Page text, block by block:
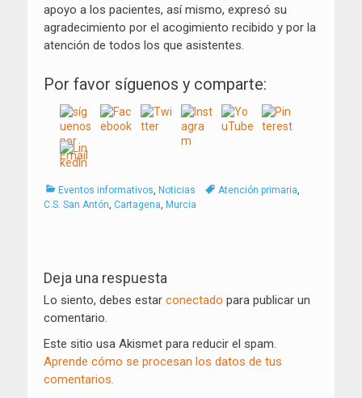
apoyo a los pacientes, así mismo, expresó su
agradecimiento por el acogimiento recibido y por la
atención de todos los que asistentes.
Por favor síguenos y comparte:
Categorías
Eventos informativos, Noticias TagsAtención primaria,
C.S. San Antón, Cartagena, Murcia
de
entradas
Deja una respuesta
Lo siento, debes estar conectado para publicar un
comentario.
Este sitio usa Akismet para reducir el spam.
Aprende cómo se procesan los datos de tus
comentarios.